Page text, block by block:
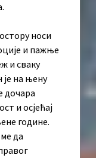
носи
и пажње
и сваку
на њену
дочара
и осјећај
године.
да